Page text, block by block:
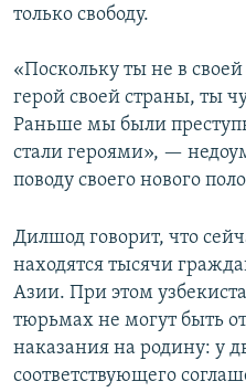
только свободу.
«Поскольку ты не в
герой своей страны, ты
Раньше мы были
стали героями», —
поводу своего нового
Дилшод говорит, что
находятся тысячи
Азии. При этом
тюрьмах не могут быть
наказания на родину: у
соответствующего